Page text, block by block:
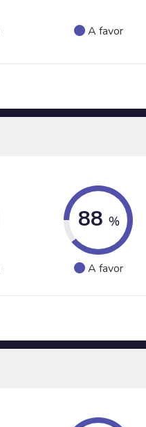
A favor
88 %
A favor